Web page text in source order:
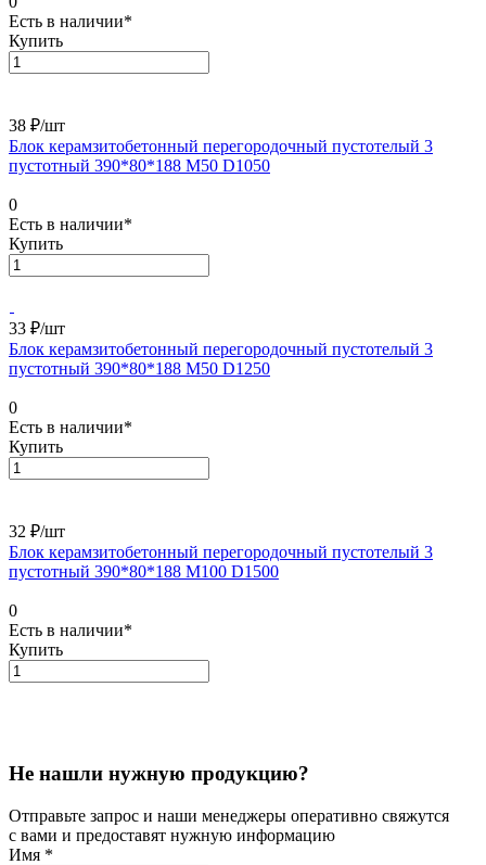
Есть в наличии*
Купить
38 ₽/шт
Блок керамзитобетонный перегородочный пустотелый 3
пустотный 390*80*188 М50 D1050
0
Есть в наличии*
Купить
33 ₽/шт
Блок керамзитобетонный перегородочный пустотелый 3
пустотный 390*80*188 М50 D1250
0
Есть в наличии*
Купить
32 ₽/шт
Блок керамзитобетонный перегородочный пустотелый 3
пустотный 390*80*188 М100 D1500
0
Есть в наличии*
Купить
Не нашли нужную продукцию?
Отправьте запрос и наши менеджеры оперативно свяжутся
с вами и предоставят нужную информацию
Имя *